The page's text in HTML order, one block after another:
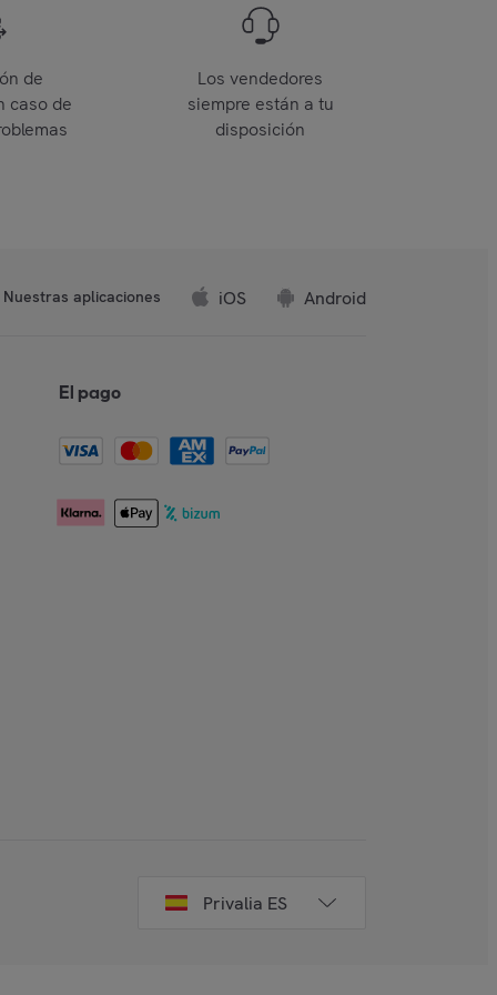
de
caso de
Los vendedores
siempre están a tu
disposición
Nuestras aplicaciones iOS Android
El pago
Privalia ES